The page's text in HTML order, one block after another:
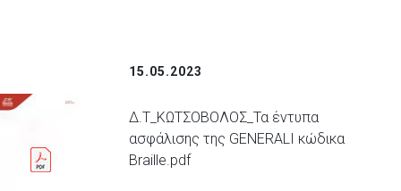
15.05.2023
Δ.Τ_ΚΩΤΣΟΒΟΛΟΣ_Τα έντυπα
ασφάλισης της GENERALI κώδικα
Braille.pdf